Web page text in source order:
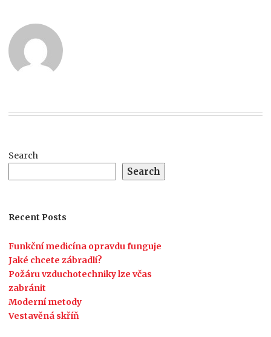
Search
Search
Recent Posts
Funkční medicína opravdu funguje
Jaké chcete zábradlí?
Požáru vzduchotechniky lze včas
zabránit
Moderní metody
Vestavěná skříň